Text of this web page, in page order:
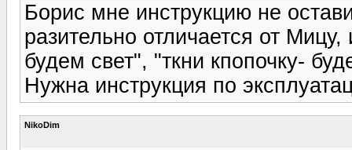
Борис мне инструкцию не
разительно отличается от
будем свет", "ткни кпопочку-
Нужна инструкция по
NikoDim